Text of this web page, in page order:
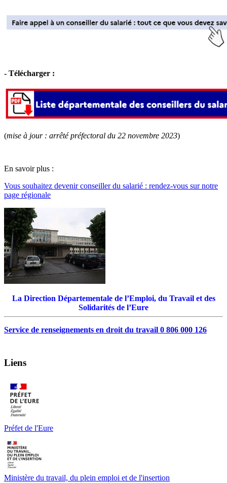
- Télécharger :
(mise à jour : arrêté préfectoral du 22 novembre 2023)
En savoir plus :
Vous souhaitez devenir conseiller du salarié : rendez-vous sur notre
page régionale
La Direction Départementale de l’Emploi, du Travail et des
Solidarités de l’Eure
Service de renseignements en droit du travail 0 806 000 126
Liens
Préfet de l'Eure
Ministère du travail, du plein emploi et de l'insertion